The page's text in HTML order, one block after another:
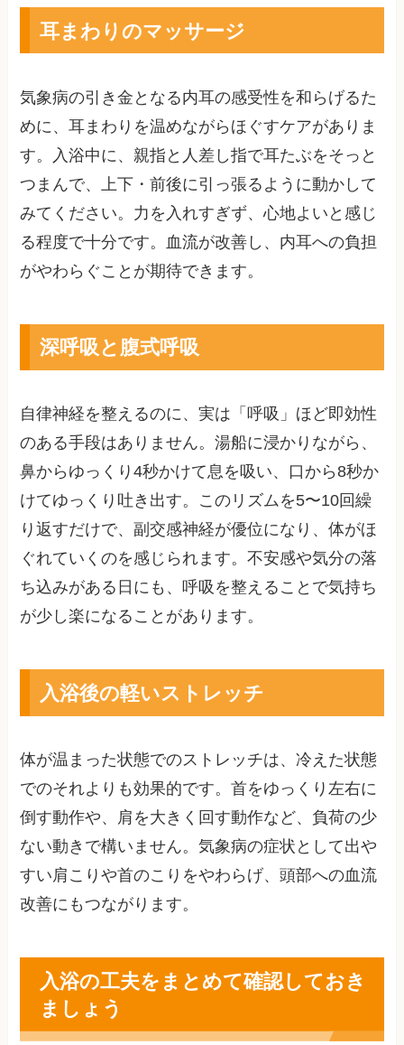
耳まわりのマッサージ
気象病の引き金となる内耳の感受性を和らげるた
めに、耳まわりを温めながらほぐすケアがありま
す。入浴中に、親指と人差し指で耳たぶをそっと
つまんで、上下・前後に引っ張るように動かして
みてください。力を入れすぎず、心地よいと感じ
る程度で十分です。血流が改善し、内耳への負担
がやわらぐことが期待できます。
深呼吸と腹式呼吸
自律神経を整えるのに、実は「呼吸」ほど即効性
のある手段はありません。湯船に浸かりながら、
鼻からゆっくり4秒かけて息を吸い、口から8秒か
けてゆっくり吐き出す。このリズムを5〜10回繰
り返すだけで、副交感神経が優位になり、体がほ
ぐれていくのを感じられます。不安感や気分の落
ち込みがある日にも、呼吸を整えることで気持ち
が少し楽になることがあります。
入浴後の軽いストレッチ
体が温まった状態でのストレッチは、冷えた状態
でのそれよりも効果的です。首をゆっくり左右に
倒す動作や、肩を大きく回す動作など、負荷の少
ない動きで構いません。気象病の症状として出や
すい肩こりや首のこりをやわらげ、頭部への血流
改善にもつながります。
入浴の工夫をまとめて確認しておき
ましょう